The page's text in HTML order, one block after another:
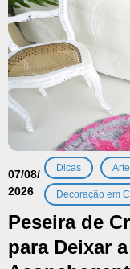
07/08/
2026
Dicas ,
Decoração em
Peseira de
para Deixar